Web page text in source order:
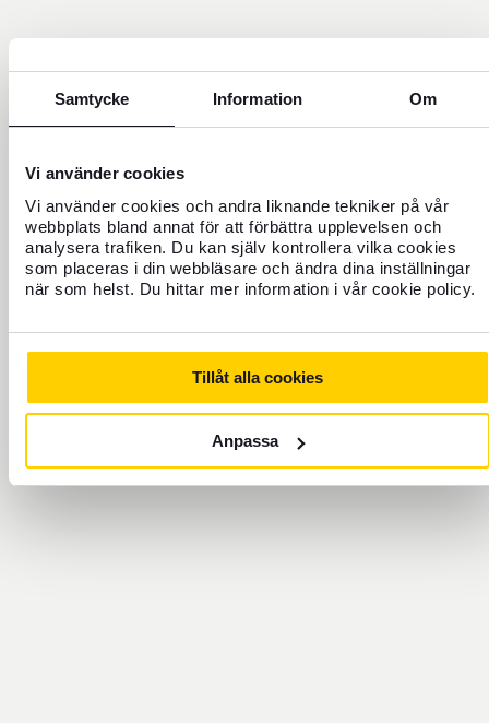
Samtycke Information Om
Vi använder cookies
Vi använder cookies och andra liknande tekniker på vår
webbplats bland annat för att förbättra upplevelsen och
analysera trafiken. Du kan själv kontrollera vilka cookies
som placeras i din webbläsare och ändra dina inställningar
när som helst. Du hittar mer information i vår cookie policy.
Tillåt alla cookies
Anpassa